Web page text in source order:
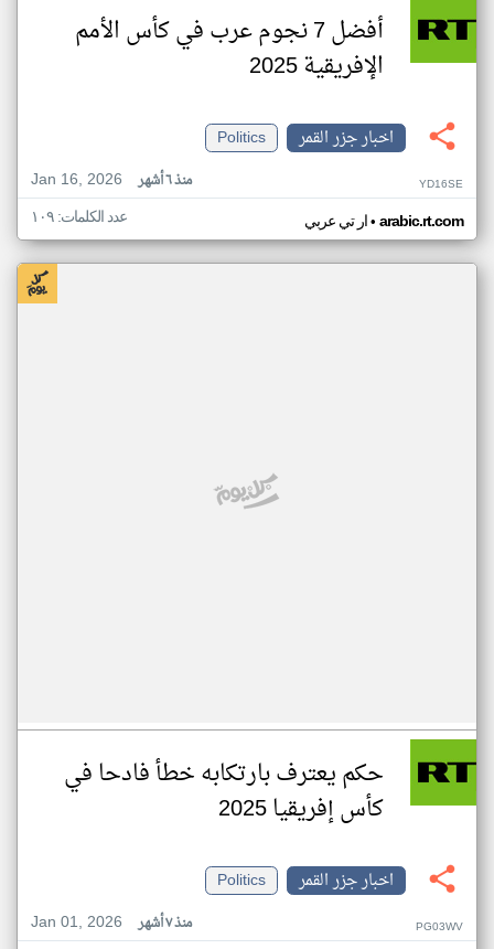
أفضل 7 نجوم عرب في كأس الأمم
الإفريقية 2025
اخبار جزر القمر
Politics
Jan 16, 2026
منذ ٦ أشهر YD16SE
ار تي عربي• arabic.rt.com عدد الكلمات: ١٠٩
حكم يعترف بارتكابه خطأ فادحا في
كأس إفريقيا 2025
اخبار جزر القمر
Politics
Jan 01, 2026
منذ ٧ أشهر PG03WV